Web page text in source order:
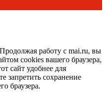
работу с mai.ru, вы
cookies вашего браузера,
сайт удобнее для
запретить сохранение
браузера.